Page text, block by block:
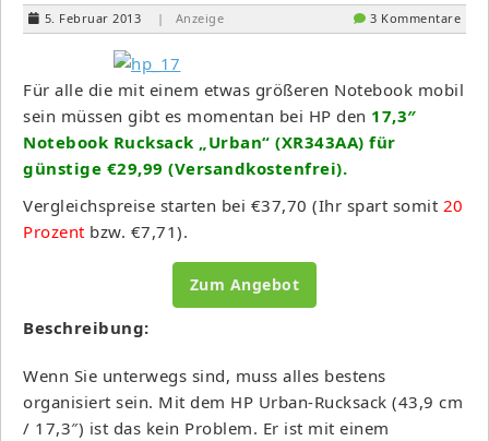
5. Februar 2013 | Anzeige 3 Kommentare
Für alle die mit einem etwas größeren Notebook mobil
sein müssen gibt es momentan bei HP den 17,3″
Notebook Rucksack „Urban“ (XR343AA) für
günstige €29,99 (Versandkostenfrei).
Vergleichspreise starten bei €37,70 (Ihr spart somit 20
Prozent bzw. €7,71).
Zum Angebot
Beschreibung:
Wenn Sie unterwegs sind, muss alles bestens
organisiert sein. Mit dem HP Urban-Rucksack (43,9 cm
/ 17,3″) ist das kein Problem. Er ist mit einem